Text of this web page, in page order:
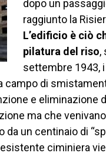
dopo un
raggiunto la
L’edificio è ciò
pilatura del riso,
settembre 1943,
campo di
e eliminazione
ma che
un centinaio di
ciminiera